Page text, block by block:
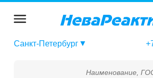
Санкт-Петербург
Наименование,